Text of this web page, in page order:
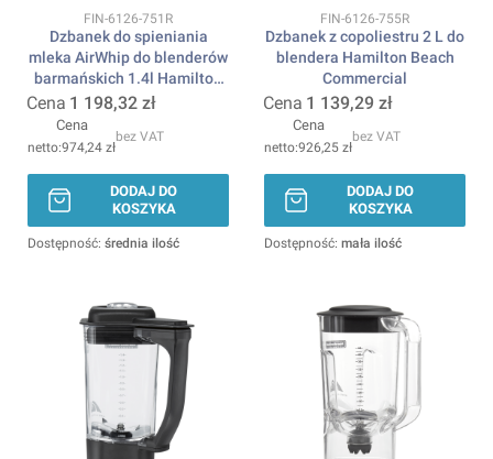
Kod produktu
FIN-6126-751R
Dzbanek do spieniania
mleka AirWhip do blenderów
barmańskich 1.4l Hamilton
Beach Commercial
Cena 1 198,32 zł
Cena
974,24 zł
bez VAT
DODAJ DO
KOSZYKA
Dostępność: średnia ilość
Kod produktu
FIN-6126-755R
Dzbanek z copoliestru 2 L do
blendera Hamilton Beach
Commercial
Cena 1 139,29 zł
Cena
926,25 zł
bez VAT
DODAJ DO
KOSZYKA
Dostępność: mała ilość